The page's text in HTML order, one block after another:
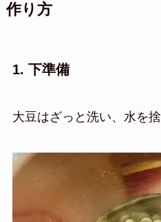
作り方
1. 下準備
大豆はざっと洗い、水を